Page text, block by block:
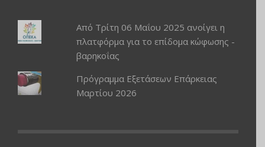
Από Τρίτη 06 Μαΐου 2025 ανοίγει η
πλατφόρμα για το επίδομα κώφωσης -
βαρηκοΐας
Πρόγραμμα Εξετάσεων Επάρκειας
Μαρτίου 2026